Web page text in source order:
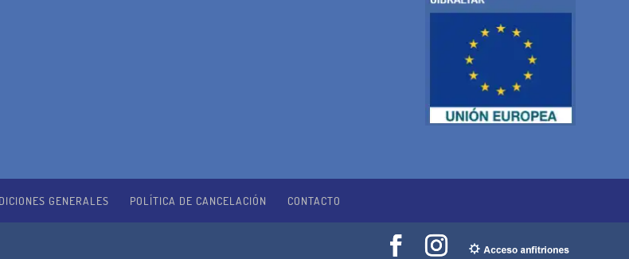
GENERALES POLÍTICA DE CANCELACIÓN CONTACTO